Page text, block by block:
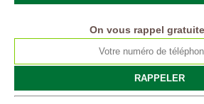
On vous rappel